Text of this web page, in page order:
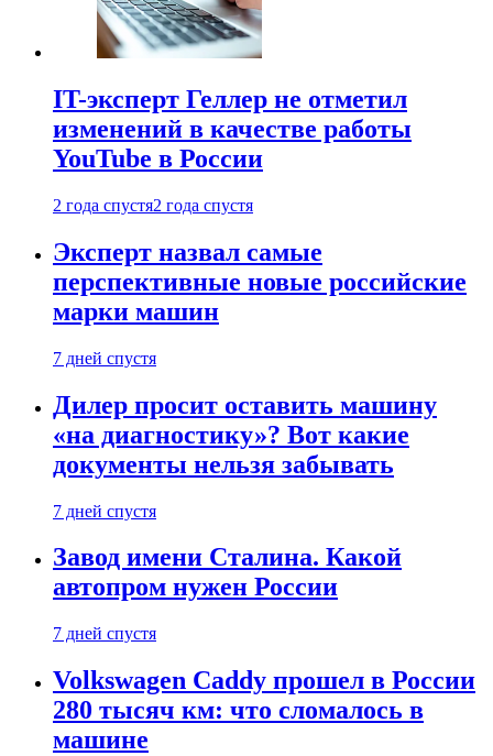
IT-эксперт Геллер не отметил
изменений в качестве работы
YouTube в России
2 года спустя2 года спустя
Эксперт назвал самые
перспективные новые российские
марки машин
7 дней спустя
Дилер просит оставить машину
«на диагностику»? Вот какие
документы нельзя забывать
7 дней спустя
Завод имени Сталина. Какой
автопром нужен России
7 дней спустя
Volkswagen Caddy прошел в России
280 тысяч км: что сломалось в
машине